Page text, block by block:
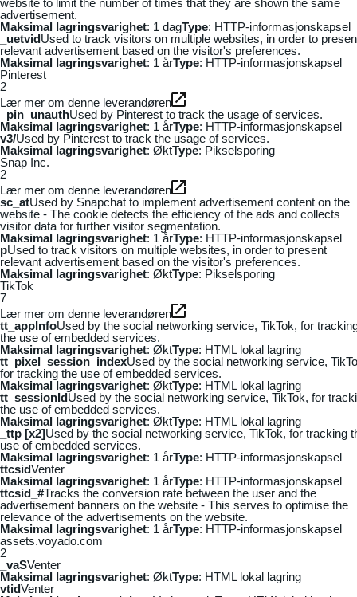
advertisement.
Maksimal lagringsvarighet: 1 dagType: HTTP-informasjonskapsel
_uetvidUsed to track visitors on multiple websites, in order to
relevant advertisement based on the visitor's preferences.
Maksimal lagringsvarighet: 1 årType: HTTP-informasjonskapsel
Pinterest
2
Lær mer om denne leverandøren
_pin_unauthUsed by Pinterest to track the usage of services.
Maksimal lagringsvarighet: 1 årType: HTTP-informasjonskapsel
v3/Used by Pinterest to track the usage of services.
Maksimal lagringsvarighet: ØktType: Pikselsporing
Snap Inc.
2
Lær mer om denne leverandøren
sc_atUsed by Snapchat to implement advertisement content on the
website - The cookie detects the efficiency of the ads and collects
visitor data for further visitor segmentation.
Maksimal lagringsvarighet: 1 årType: HTTP-informasjonskapsel
pUsed to track visitors on multiple websites, in order to present
relevant advertisement based on the visitor's preferences.
Maksimal lagringsvarighet: ØktType: Pikselsporing
TikTok
7
Lær mer om denne leverandøren
tt_appInfoUsed by the social networking service, TikTok, for
the use of embedded services.
Maksimal lagringsvarighet: ØktType: HTML lokal lagring
tt_pixel_session_indexUsed by the social networking service,
for tracking the use of embedded services.
Maksimal lagringsvarighet: ØktType: HTML lokal lagring
tt_sessionIdUsed by the social networking service, TikTok, for
the use of embedded services.
Maksimal lagringsvarighet: ØktType: HTML lokal lagring
_ttp [x2]Used by the social networking service, TikTok, for tracking
use of embedded services.
Maksimal lagringsvarighet: 1 årType: HTTP-informasjonskapsel
ttcsidVenter
Maksimal lagringsvarighet: 1 årType: HTTP-informasjonskapsel
ttcsid_#Tracks the conversion rate between the user and the
advertisement banners on the website - This serves to optimise the
relevance of the advertisements on the website.
Maksimal lagringsvarighet: 1 årType: HTTP-informasjonskapsel
assets.voyado.com
2
_vaSVenter
Maksimal lagringsvarighet: ØktType: HTML lokal lagring
vtidVenter